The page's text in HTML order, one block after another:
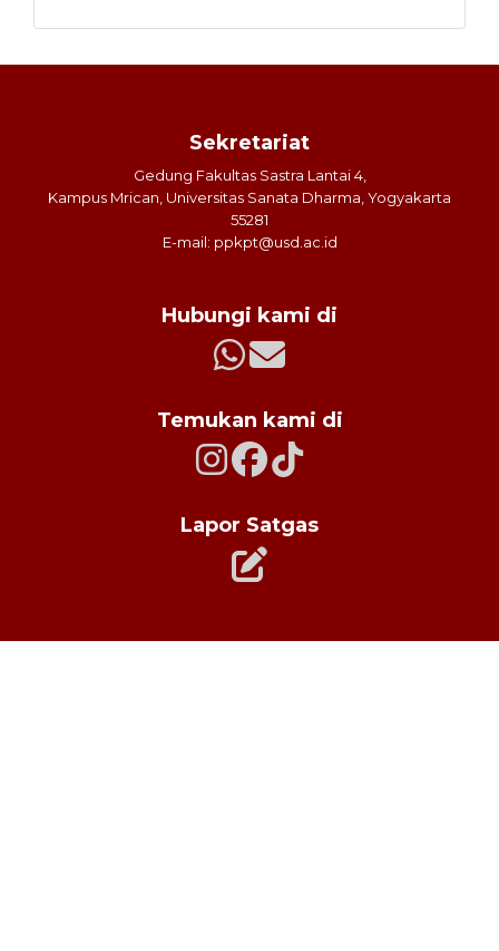
Sekretariat
Gedung Fakultas Sastra Lantai 4,
Kampus Mrican, Universitas Sanata Dharma, Yogyakarta
55281
E-mail: ppkpt@usd.ac.id
Hubungi kami di
Temukan kami di
Lapor Satgas